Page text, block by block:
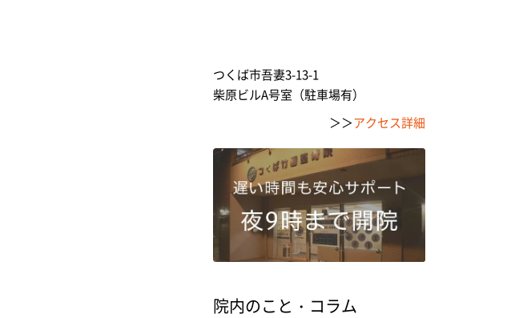
つくば市吾妻3-13-1
柴原ビルA号室（駐車場有）
＞＞アクセス詳細
院内のこと・コラム